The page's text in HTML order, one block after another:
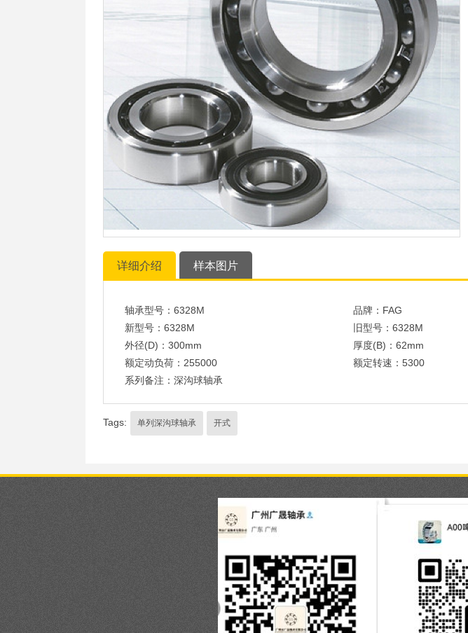
详细介绍 样本图片
轴承型号：6328M 品牌：FAG
新型号：6328M
旧型号：6328M
外径(D)：300mm
厚度(B)：62mm
额定动负荷：255000
额定转速：5300
系列备注：深沟球轴承
Tags: 单列深沟球轴承 开式